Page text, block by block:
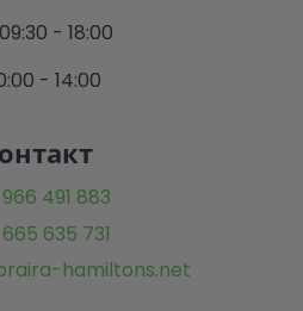
- 18:00
- 14:00
491 883
635 731
hamiltons.net